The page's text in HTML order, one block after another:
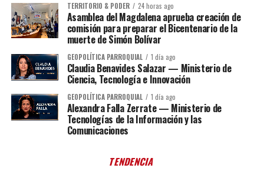
TERRITORIO & PODER 24 horas ago
Asamblea del Magdalena aprueba creación de
comisión para preparar el Bicentenario de la
muerte de Simón Bolívar
GEOPOLÍTICA PARROQUIAL 1 día ago
Claudia Benavides Salazar — Ministerio de
Ciencia, Tecnología e Innovación
GEOPOLÍTICA PARROQUIAL 1 día ago
Alexandra Falla Zerrate — Ministerio de
Tecnologías de la Información y las
Comunicaciones
TENDENCIA